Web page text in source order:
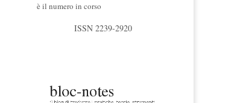
è il numero in corso
ISSN 2239-2920